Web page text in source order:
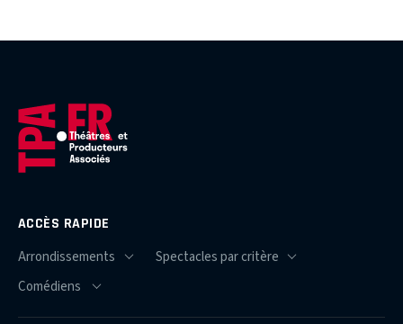
ACCÈS RAPIDE